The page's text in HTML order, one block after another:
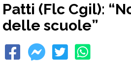
Patti (Flc Cgil):
delle scuole”